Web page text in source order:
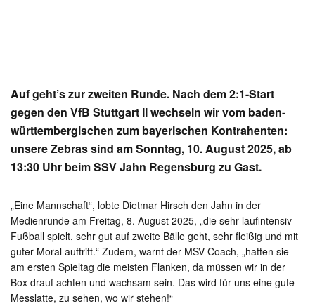
Auf geht’s zur zweiten Runde. Nach dem 2:1-Start
gegen den VfB Stuttgart II wechseln wir vom baden-
württembergischen zum bayerischen Kontrahenten:
unsere Zebras sind am Sonntag, 10. August 2025, ab
13:30 Uhr beim SSV Jahn Regensburg zu Gast.
„Eine Mannschaft“, lobte Dietmar Hirsch den Jahn in der
Medienrunde am Freitag, 8. August 2025, „die sehr laufintensiv
Fußball spielt, sehr gut auf zweite Bälle geht, sehr fleißig und mit
guter Moral auftritt.“ Zudem, warnt der MSV-Coach, „hatten sie
am ersten Spieltag die meisten Flanken, da müssen wir in der
Box drauf achten und wachsam sein. Das wird für uns eine gute
Messlatte, zu sehen, wo wir stehen!“